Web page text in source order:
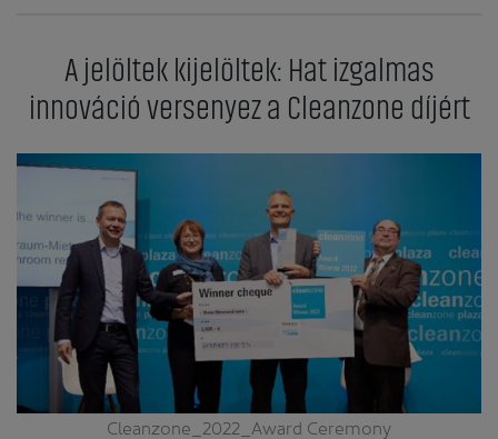
A jelöltek kijelöltek: Hat izgalmas
innováció versenyez a Cleanzone díjért
Cleanzone_2022_Award Ceremony